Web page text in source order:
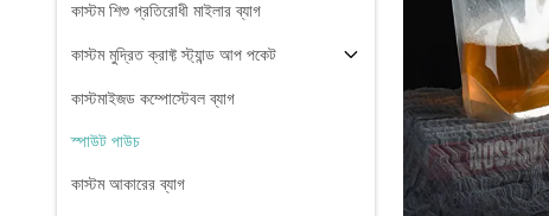
কাস্টম শিশু প্রতিরোধী মাইলার ব্যাগ
কাস্টম মুদ্রিত ক্রাফ্ট স্ট্যান্ড আপ পকেট
কাস্টমাইজড কম্পোস্টেবল ব্যাগ
স্পাউট পাউচ
কাস্টম আকারের ব্যাগ